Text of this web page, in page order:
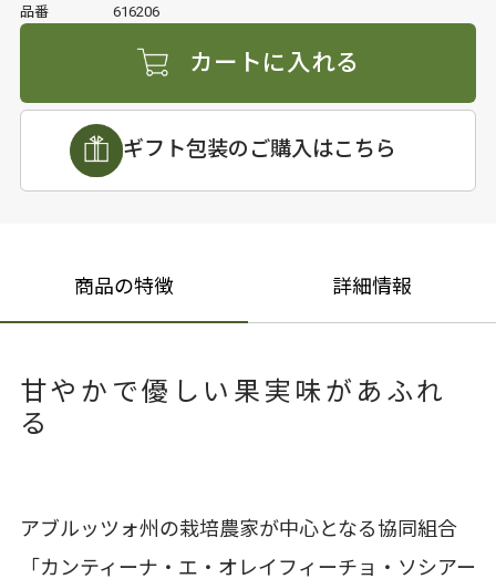
品番 616206
カートに入れる
ギフト包装のご購入はこちら
商品の特徴 詳細情報
甘やかで優しい果実味があふれ
る
アブルッツォ州の栽培農家が中心となる協同組合
「カンティーナ・エ・オレイフィーチョ・ソシアー